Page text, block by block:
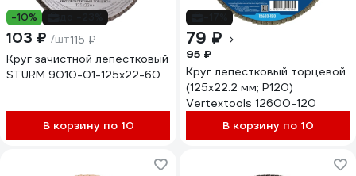
-10%
103 ₽ /шт115 ₽
Круг зачистной лепестковый
STURM 9010-01-125x22-60
В корзину по 10
79 ₽
95 ₽
Круг лепестковый торцевой
(125х22.2 мм; Р120)
Vertextools 12600-120
В корзину по 10